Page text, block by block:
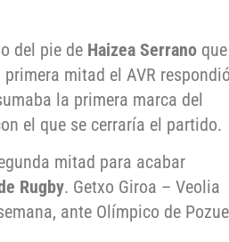
del pie de Haizea Serrano que
mitad el AVR respondió
la primera marca del
el que se cerraría el partido.
mitad para acabar
Rugby. Getxo Giroa – Veolia
ante Olímpico de